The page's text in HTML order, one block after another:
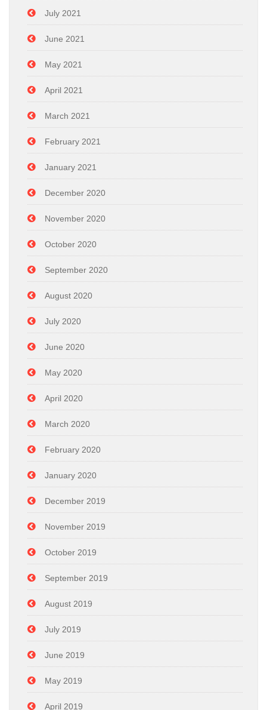
July 2021
June 2021
May 2021
April 2021
March 2021
February 2021
January 2021
December 2020
November 2020
October 2020
September 2020
August 2020
July 2020
June 2020
May 2020
April 2020
March 2020
February 2020
January 2020
December 2019
November 2019
October 2019
September 2019
August 2019
July 2019
June 2019
May 2019
April 2019